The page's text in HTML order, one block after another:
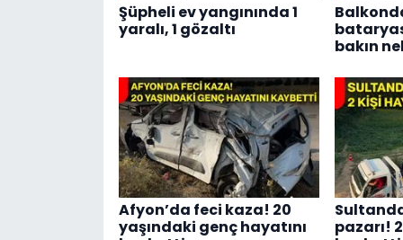
Şüpheli ev yangınında 1
yaralı, 1 gözaltı
bakın
Afyon’da feci kaza! 20
yaşındaki genç hayatını
pazarı!